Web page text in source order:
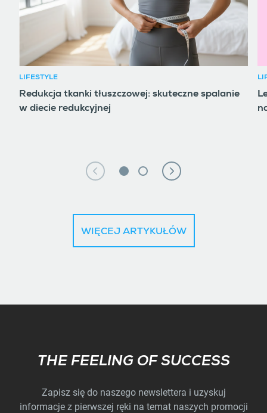
LIFESTYLE
Redukcja tkanki tłuszczowej: skuteczne spalanie
w diecie redukcyjnej
WIĘCEJ ARTYKUŁÓW
Subscribe
THE FEELING OF SUCCESS
Zapisz się do naszego newslettera i uzyskuj
informacje z pierwszej ręki na temat naszych promocji